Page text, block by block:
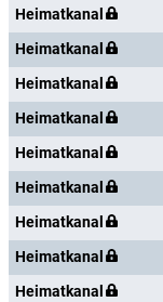
Heimatkanal
Heimatkanal
Heimatkanal
Heimatkanal
Heimatkanal
Heimatkanal
Heimatkanal
Heimatkanal
Heimatkanal